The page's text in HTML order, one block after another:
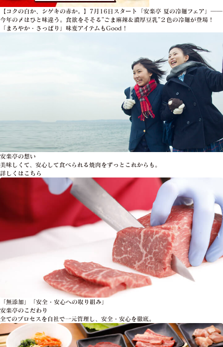
【コクの白か、シゲキの赤か。】7月16日スタート「安楽亭 夏の冷麺フェア」――
今年の〆はひと味違う。食欲をそそる”ごま麻辣＆濃厚豆乳”２色の冷麺が登場！
「まろやか・さっぱり」味変アイテムもGood！
安楽亭の想い
美味しくて、安心して食べられる焼肉をずっとこれからも。
詳しくはこちら
「無添加」「安全・安心への取り組み」
安楽亭のこだわり
全てのプロセスを自社で一元管理し、安全・安心を徹底。